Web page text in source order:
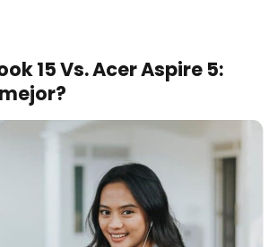
15 Vs. Acer Aspire 5: